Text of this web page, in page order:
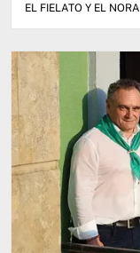
EL FIELATO Y EL NORA